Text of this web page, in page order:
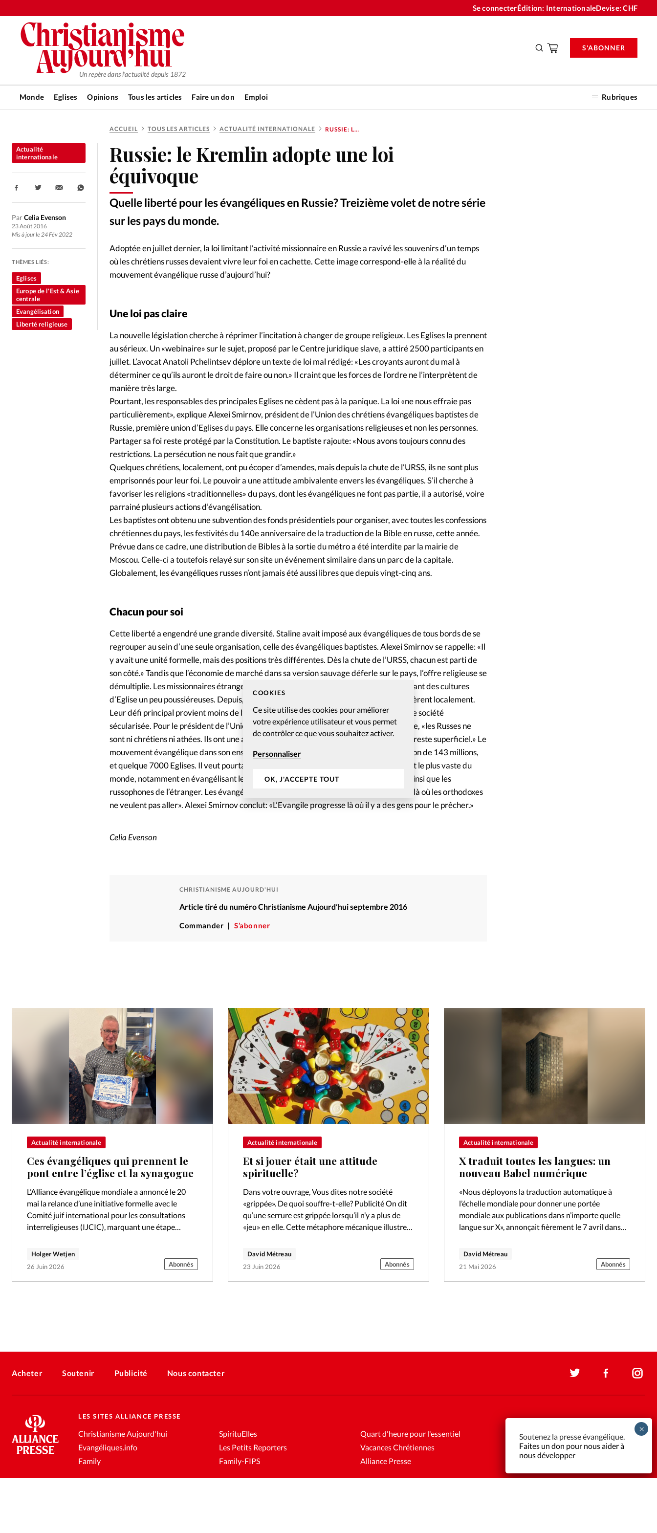
COOKIES
Ce site utilise des cookies pour améliorer
votre expérience utilisateur et vous permet
de contrôler ce que vous souhaitez activer.
Personnaliser
OK, J'ACCEPTE TOUT
Se connecterÉdition: InternationaleDevise:CHF
Un repère dans l'actualité depuis 1872
Monde Eglises Opinions Tous les articles Faire un don Emploi Rubriques
S'ABONNER
RUBRIQUES
Tous les articles
Actualité chrétienne
Actualité internationale
Culture
Dossier Eglises
Génération réveil
Monde
Opinions
Publireportage
Relations Aujourd'hui
Société
Tour du monde des Eglises
Vécu Vie Intérieure
Les abonnements
À propos
Nous contacter
Emploi
ACCUEIL TOUS LES ARTICLES ACTUALITÉ INTERNATIONALE RUSSIE: LE KREMLIN ADOPTE UNE LOI ÉQUIVOQUE
Russie: le Kremlin adopte une loi
équivoque
Quelle liberté pour les évangéliques en Russie? Treizième volet de notre série
sur les pays du monde.
Actualité
internationale
ParCelia Evenson
23 Août 2016
Mis à jour le 24 Fév 2022
Partager:
THÈMES LIÉS:
Eglises
Europe de l'Est & Asie
centrale
Evangélisation
Liberté religieuse
Adoptée en juillet dernier, la loi limitant l’activité missionnaire en Russie a ravivé les souvenirs d’un temps
où les chrétiens russes devaient vivre leur foi en cachette. Cette image correspond-elle à la réalité du
mouvement évangélique russe d’aujourd’hui?
Une loi pas claire
La nouvelle législation cherche à réprimer l’incitation à changer de groupe religieux. Les Eglises la prennent
au sérieux. Un «webinaire» sur le sujet, proposé par le Centre juridique slave, a attiré 2500 participants en
juillet. L’avocat Anatoli Pchelintsev déplore un texte de loi mal rédigé: «Les croyants auront du mal à
déterminer ce qu’ils auront le droit de faire ou non.» Il craint que les forces de l’ordre ne l’interprètent de
manière très large.
Pourtant, les responsables des principales Eglises ne cèdent pas à la panique. La loi «ne nous effraie pas
particulièrement», explique Alexei Smirnov, président de l’Union des chrétiens évangéliques baptistes de
Russie, première union d’Eglises du pays. Elle concerne les organisations religieuses et non les personnes.
Partager sa foi reste protégé par la Constitution. Le baptiste rajoute: «Nous avons toujours connu des
restrictions. La persécution ne nous fait que grandir.»
Quelques chrétiens, localement, ont pu écoper d’amendes, mais depuis la chute de l’URSS, ils ne sont plus
emprisonnés pour leur foi. Le pouvoir a une attitude ambivalente envers les évangéliques. S’il cherche à
favoriser les religions «traditionnelles» du pays, dont les évangéliques ne font pas partie, il a autorisé, voire
parrainé plusieurs actions d’évangélisation.
Les baptistes ont obtenu une subvention des fonds présidentiels pour organiser, avec toutes les confessions
chrétiennes du pays, les festivités du 140e anniversaire de la traduction de la Bible en russe, cette année.
Prévue dans ce cadre, une distribution de Bibles à la sortie du métro a été interdite par la mairie de
Moscou. Celle-ci a toutefois relayé sur son site un événement similaire dans un parc de la capitale.
Globalement, les évangéliques russes n’ont jamais été aussi libres que depuis vingt-cinq ans.
Chacun pour soi
Cette liberté a engendré une grande diversité. Staline avait imposé aux évangéliques de tous bords de se
regrouper au sein d’une seule organisation, celle des évangéliques baptistes. Alexei Smirnov se rappelle: «Il
y avait une unité formelle, mais des positions très différentes. Dès la chute de l’URSS, chacun est parti de
son côté.» Tandis que l’économie de marché dans sa version sauvage déferle sur le pays, l’offre religieuse se
démultiplie. Les missionnaires étrangers affluent, le charismatisme débarque, bousculant des cultures
d’Eglise un peu poussiéreuses. Depuis, les positions se sont stabilisées. Les Eglises coopèrent localement.
Leur défi principal provient moins de l’opposition du pouvoir que de l’indifférence d’une société
sécularisée. Pour le président de l’Union des chrétiens évangéliques baptistes de Russie, «les Russes ne
sont ni chrétiens ni athées. Ils ont une appartenance culturelle à l’orthodoxie, mais cela reste superficiel.» Le
mouvement évangélique dans son ensemble constitue au maximum 1% d’une population de 143 millions,
et quelque 7000 Eglises. Il veut pourtant accomplir sa vocation missionnaire dans l’Etat le plus vaste du
monde, notamment en évangélisant les 90 peuples non atteints que compte la Russie ainsi que les
russophones de l’étranger. Les évangéliques sont plus nombreux en Extrême-Orient, «là où les orthodoxes
ne veulent pas aller». Alexei Smirnov conclut: «L’Evangile progresse là où il y a des gens pour le prêcher.»
Celia Evenson
CHRISTIANISME AUJOURD'HUI
Article tiré du numéro Christianisme Aujourd’hui septembre 2016
Commander S’abonner
Actualité internationale
Ces évangéliques qui prennent le
pont entre l’église et la synagogue
L’Alliance évangélique mondiale a annoncé le 20
mai la relance d’une initiative formelle avec le
Comité juif international pour les consultations
interreligieuses (IJCIC), marquant une étape
durable entre la…
Holger Wetjen
26 Juin 2026
Abonnés
Actualité internationale
Et si jouer était une attitude
spirituelle?
Dans votre ouvrage, Vous dites notre société
«grippée». De quoi souffre-t-elle? Publicité On dit
qu’une serrure est grippée lorsqu’il n’y a plus de
«jeu» en elle. Cette métaphore mécanique illustre
David Métreau
23 Juin 2026
Abonnés
Actualité internationale
X traduit toutes les langues: un
nouveau Babel numérique
«Nous déployons la traduction automatique à
l’échelle mondiale pour donner une portée
mondiale aux publications dans n’importe quelle
langue sur X», annonçait fièrement le 7 avril dans
David Métreau
21 Mai 2026
Abonnés
Acheter Soutenir Publicité Nous contacter
LES SITES ALLIANCE PRESSE
Christianisme Aujourd'hui
Evangéliques.info
Family
SpirituElles
Les Petits Reporters
Family-FIPS
Quart d'heure pour l'essentiel
Vacances Chrétiennes
Alliance Presse
Soutenez la presse évangélique.
Faites un don pour nous aider à
nous développer